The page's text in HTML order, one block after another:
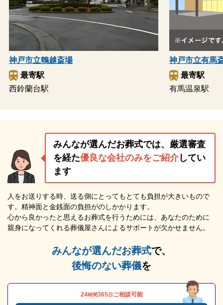
神戸市立鵯越斎場
最寄駅
西鈴蘭台駅
神戸市立有馬
最寄駅
有馬温泉駅
みんなが選んだお葬式では、厳選審査
を経た優良な会社のみをご紹介してい
ます
人をお送りする時、送る側にとってもとても負担が大きいもので
す。精神面と金銭面の負担がのしかかります。
心から良かったと思えるお葬式を行うためには、あなたのために
親身になってくれる葬儀屋さんによるサポートが欠かせません。
みんなが選んだお葬式で、
後悔のない葬儀を
24時間365日 ご相談可能